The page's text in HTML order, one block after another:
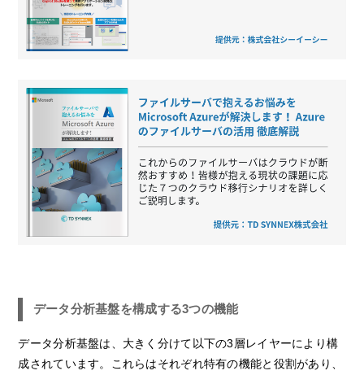
データ分析基盤を構成する3つの機能
データ分析基盤は、大きく分けて以下の3層レイヤーにより構
成されています。これらはそれぞれ特有の機能と役割があり、